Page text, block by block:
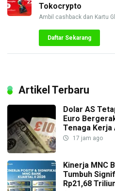
Tokocrypto
Ambil cashback dan Kartu
Daftar Sekarang
Artikel Terbaru
Dolar AS
Euro
Tenaga
17 jam ago
Kinerja MNC
Tumbuh
Rp21,68